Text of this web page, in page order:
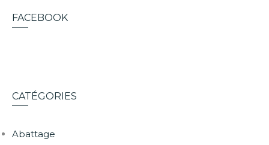
FACEBOOK
CATÉGORIES
Abattage